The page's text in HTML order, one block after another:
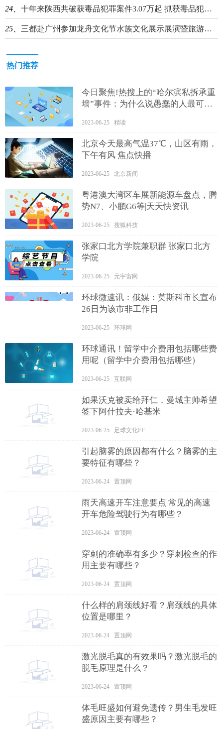
24、 十年来陕西共破获毒品犯罪案件3.07万起 抓获毒品犯罪嫌疑人3.55万名
25、 三都赴广州参加龙舟文化节水族文化展示展演暨旅游推介活动
热门推荐
今日聚焦!热搜上的“哈尔滨私拆承重
墙”事件：为什么说愚蠢的人最可
2023-06-25 精读
北京今天最高气温37℃，山区有雨，
下午有风 焦点快播
2023-06-25 北京新闻
粤港澳大湾区车展新能源车盘点，腾
势N7、小鹏G6等|天天快资讯
2023-06-25 搜狐科技
张家口北方学院兼职群 张家口北方
学院
2023-06-25 元宇宙网
环球微速讯：俄媒：莫斯科市长宣布
26日为该市非工作日
2023-06-25 环球网
环球通讯！留学中介费用包括哪些费
用呢（留学中介费用包括哪些）
2023-06-25 互联网
如果沃克被卖给拜仁，曼城主帅希望
签下阿什拉夫·哈基米
2023-06-25 足球文化FF
引起脑雾的原因都有什么？脑雾的主
要特征有哪些？
2023-06-24 置顶网
雨天高速开车注意要点 常见的高速
开车危险驾驶行为有哪些？
2023-06-24 置顶网
穿刺的准确率有多少？穿刺检查的作
用主要有哪些？
2023-06-24 置顶网
什么样的肩颈线好看？肩颈线的具体
位置是哪里？
2023-06-24 置顶网
激光脱毛真的有效果吗？激光脱毛的
脱毛原理是什么？
2023-06-24 置顶网
体毛旺盛如何避免遗传？男生毛发旺
盛原因主要有哪些？